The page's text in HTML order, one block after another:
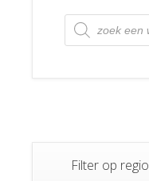
Producten
zoeken
Filter op regio